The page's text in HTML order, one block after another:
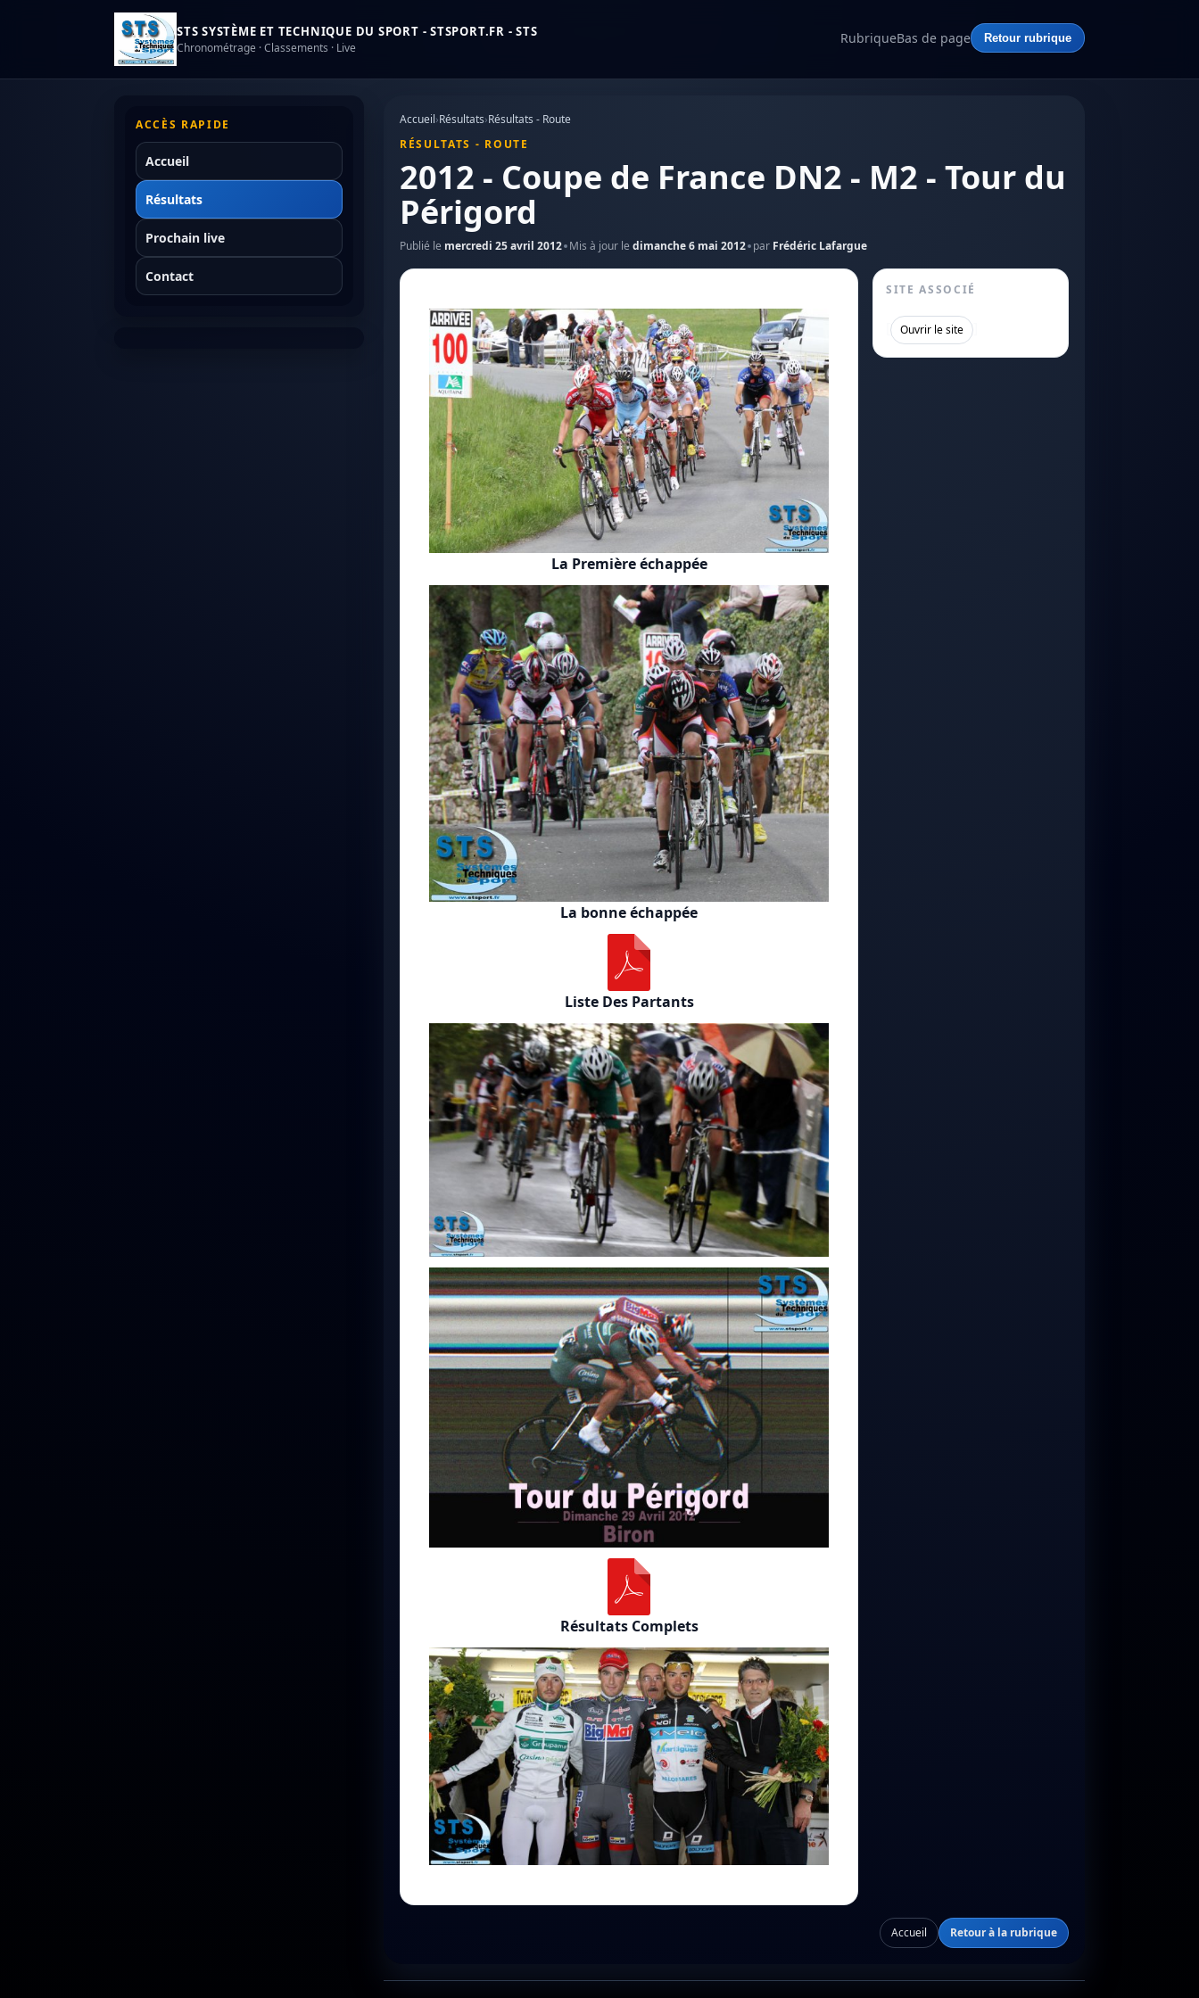
STS SYSTÈME ET TECHNIQUE DU SPORT - STSPORT.FR - STS
Chronométrage · Classements · Live
RubriqueBas de page Retour rubrique
ACCÈS RAPIDE
Accueil
Résultats
Prochain live
Contact
Accueil›Résultats›Résultats - Route
RÉSULTATS - ROUTE
2012 - Coupe de France DN2 - M2 - Tour du
Périgord
Publié le mercredi 25 avril 2012 Mis à jour le dimanche 6 mai 2012 par Frédéric Lafargue
La Première échappée
La bonne échappée
Liste Des Partants
Résultats Complets
SITE ASSOCIÉ
Ouvrir le site
Accueil Retour à la rubrique